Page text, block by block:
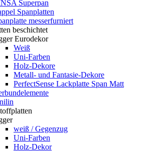
Superpan
Spanplatten
messerfurniert
beschichtet
Eurodekor
Weiß
Uni-Farben
Holz-Dekore
Metall- und Fantasie-Dekore
PerfectSense Lackplatte Span Matt
weiß / Gegenzug
Uni-Farben
Holz-Dekor